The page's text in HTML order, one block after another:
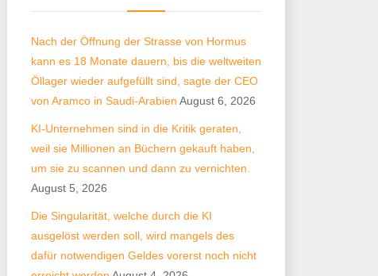
Nach der Öffnung der Strasse von Hormus
kann es 18 Monate dauern, bis die weltweiten
Öllager wieder aufgefüllt sind, sagte der CEO
von Aramco in Saudi-Arabien August 6, 2026
KI-Unternehmen sind in die Kritik geraten,
weil sie Millionen an Büchern gekauft haben,
um sie zu scannen und dann zu vernichten.
August 5, 2026
Die Singularität, welche durch die KI
ausgelöst werden soll, wird mangels des
dafür notwendigen Geldes vorerst noch nicht